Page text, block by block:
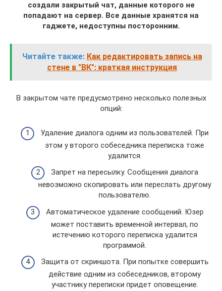
создали закрытый чат, данные которого не
попадают на сервер. Все данные хранятся на
гаджете, недоступны посторонним.
Читайте также: Как редактировать запись на
стене в "ВК": краткая инструкция
В закрытом чате предусмотрено несколько полезных
опций:
Удаление диалога одним из пользователей. При
этом у второго собеседника переписка тоже
удалится.
Запрет на пересылку. Сообщения диалога
невозможно скопировать или переслать другому
пользователю.
Автоматическое удаление сообщений. Юзер
может поставить временной интервал, по
истечению которого переписка удалится
программой.
Защита от скриншота. При попытке совершить
действие одним из собеседников, второму
участнику переписки придет оповещение.